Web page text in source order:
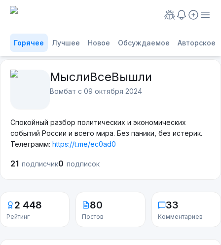
Горячее Лучшее Новое Обсуждаемое Авторское
МыслиВсеВышли
Вомбат с 09 октября 2024
Спокойный разбор политических и экономических
событий России и всего мира. Без паники, без истерик.
Телеграмм: https://t.me/ec0ad0
21 подписчик0 подписок
2 448
Рейтинг
80
Постов
33
Комментариев